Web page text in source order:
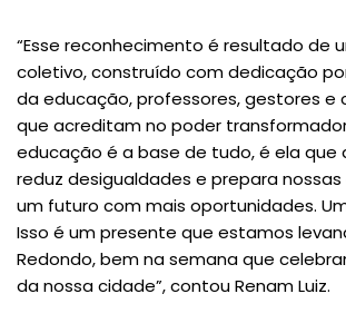
“Esse reconhecimento é resultado de
coletivo, construído com dedicação
da educação, professores, gestores e
que acreditam no poder
educação é a base de tudo, é ela que
reduz desigualdades e prepara
um futuro com mais oportunidades.
Isso é um presente que estamos
Redondo, bem na semana que
da nossa cidade”, contou Renam Luiz.